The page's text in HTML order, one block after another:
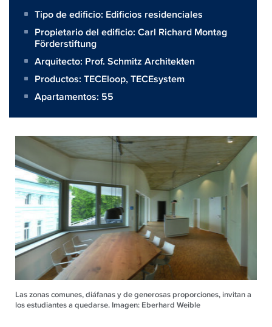
Tipo de edificio: Edificios residenciales
Propietario del edificio: Carl Richard Montag
Förderstiftung
Arquitecto: Prof. Schmitz Architekten
Productos: TECEloop,TECEsystem
Apartamentos: 55
Las zonas comunes, diáfanas y de generosas proporciones, invitan a
los estudiantes a quedarse. Imagen: Eberhard Weible